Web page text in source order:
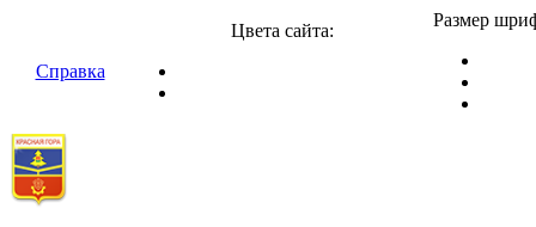
Справка
Цвета сайта:
Размер